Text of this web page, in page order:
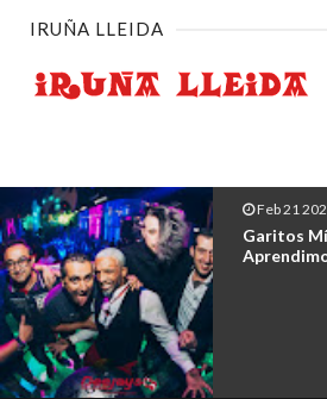
IRUÑA LLEIDA
Dec 23
Nova
Lleida